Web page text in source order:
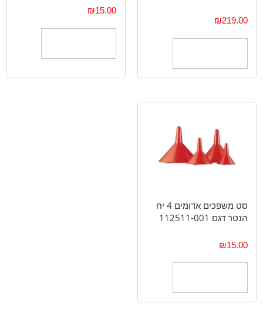
₪219.00
₪15.00
סט משפכים אדומים 4 יח
הנטר דגם 112511-001
₪15.00